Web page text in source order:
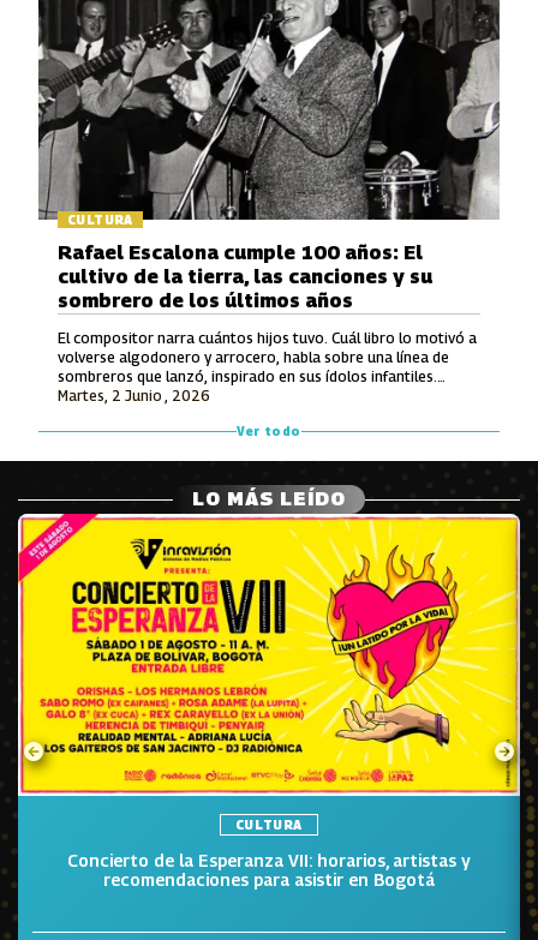
CULTURA
Martes, 2 Junio , 2026
Rafael Escalona cumple 100 años: El
cultivo de la tierra, las canciones y su
sombrero de los últimos años
El compositor narra cuántos hijos tuvo. Cuál libro lo motivó a
volverse algodonero y arrocero, habla sobre una línea de
sombreros que lanzó, inspirado en sus ídolos infantiles.
También recuerda lo que le ofrecieron por hacerle una
inédito que luego grabó Jorge Oñate.
Ver todo
LO MÁS LEÍDO
CULTURA
Concierto de la Esperanza VII: horarios, artistas y
recomendaciones para asistir en Bogotá